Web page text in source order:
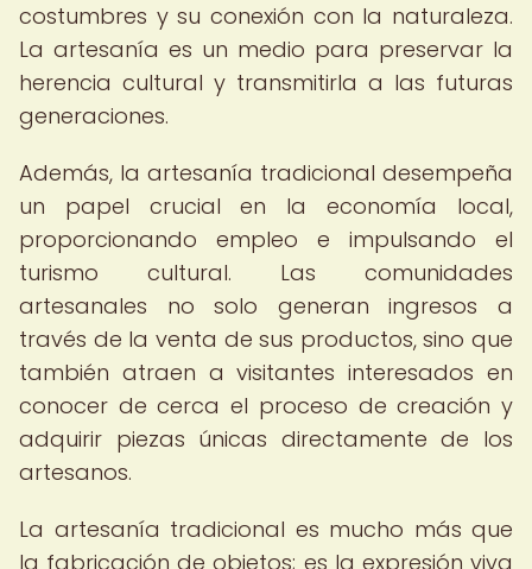
costumbres y su conexión con la naturaleza.
La artesanía es un medio para preservar la
herencia cultural y transmitirla a las futuras
generaciones.
Además, la artesanía tradicional desempeña
un papel crucial en la economía local,
proporcionando empleo e impulsando el
turismo cultural. Las comunidades
artesanales no solo generan ingresos a
través de la venta de sus productos, sino que
también atraen a visitantes interesados en
conocer de cerca el proceso de creación y
adquirir piezas únicas directamente de los
artesanos.
La artesanía tradicional es mucho más que
la fabricación de objetos; es la expresión viva